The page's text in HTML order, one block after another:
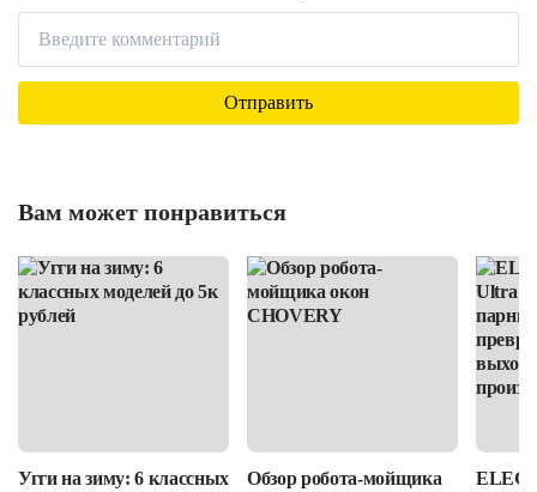
Вам может понравиться
Угги на зиму: 6 классных Обзор робота-мойщика